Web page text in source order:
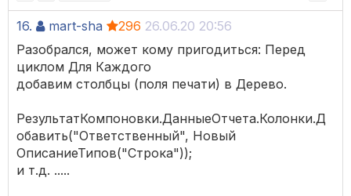
16. mart-sha 296 26.06.20 20:56
Разобрался, может кому пригодиться: Перед
циклом Для Каждого
добавим столбцы (поля печати) в Дерево.
РезультатКомпоновки.ДанныеОтчета.Колонки.Д
обавить("Ответственный", Новый
ОписаниеТипов("Строка"));
и т.д. .....